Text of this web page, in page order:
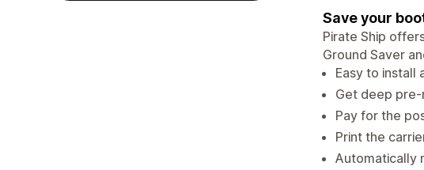
Save your
Pirate Ship
Ground Saver
Easy to install
Get deep pre-
Pay for the
Print the
Automatically